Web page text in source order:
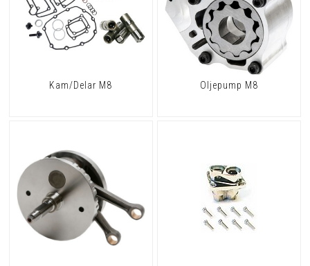
Kam/Delar M8 Oljepump M8